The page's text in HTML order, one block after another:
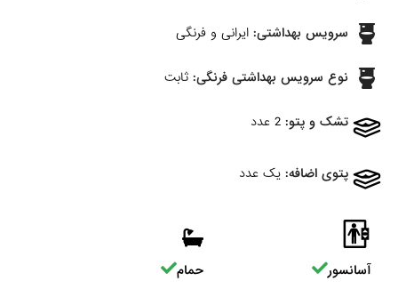
سرویس بهداشتی: ایرانی و فرنگی
نوع سرویس بهداشتی فرنگی: ثابت
تشک و پتو: 2 عدد
پتوی اضافه: یک عدد
آسانسور حمام